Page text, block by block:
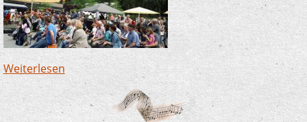
Weiterlesen über Buntes Musikschulfest